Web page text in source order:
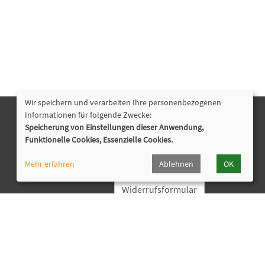
Nützliche Links
Downloads
Widerrufsformular
Wir speichern und verarbeiten Ihre personenbezogenen
Informationen für folgende Zwecke:
Speicherung von Einstellungen dieser Anwendung,
Funktionelle Cookies, Essenzielle Cookies.
Mehr erfahren Ablehnen OK